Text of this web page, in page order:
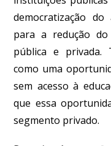
democratização
para a redução
pública e privada.
como uma
sem acesso à
que essa
segmento privado.